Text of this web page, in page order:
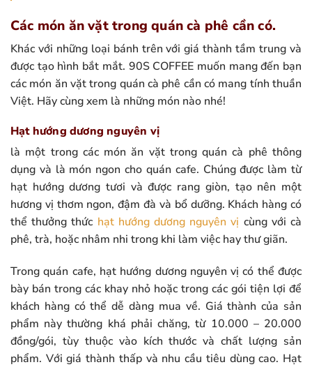
Các món ăn vặt trong quán cà phê cần có.
Khác với những loại bánh trên với giá thành tầm trung và
được tạo hình bắt mắt. 90S COFFEE muốn mang đến bạn
các món ăn vặt trong quán cà phê cần có mang tính thuần
Việt. Hãy cùng xem là những món nào nhé!
Hạt hướng dương nguyên vị
là một trong các món ăn vặt trong quán cà phê thông
dụng và là món ngon cho quán cafe. Chúng được làm từ
hạt hướng dương tươi và được rang giòn, tạo nên một
hương vị thơm ngon, đậm đà và bổ dưỡng. Khách hàng có
thể thưởng thức hạt hướng dương nguyên vị cùng với cà
phê, trà, hoặc nhâm nhi trong khi làm việc hay thư giãn.
Trong quán cafe, hạt hướng dương nguyên vị có thể được
bày bán trong các khay nhỏ hoặc trong các gói tiện lợi để
khách hàng có thể dễ dàng mua về. Giá thành của sản
phẩm này thường khá phải chăng, từ 10.000 – 20.000
đồng/gói, tùy thuộc vào kích thước và chất lượng sản
phẩm. Với giá thành thấp và nhu cầu tiêu dùng cao. Hạt